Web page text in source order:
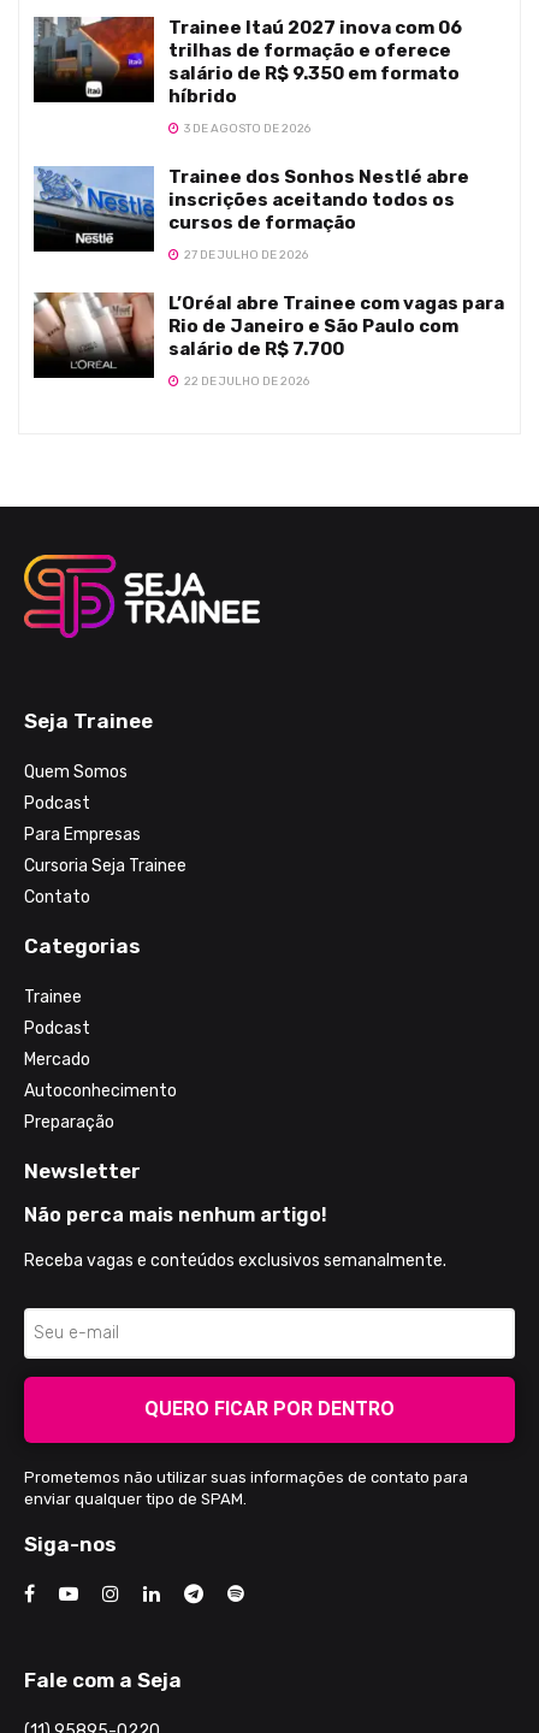
Trainee Itaú 2027 inova com 06
trilhas de formação e oferece
salário de R$ 9.350 em formato
híbrido
3 DE AGOSTO DE 2026
Trainee dos Sonhos Nestlé abre
inscrições aceitando todos os
cursos de formação
27 DE JULHO DE 2026
L’Oréal abre Trainee com vagas para
Rio de Janeiro e São Paulo com
salário de R$ 7.700
22 DE JULHO DE 2026
Seja Trainee
Quem Somos
Podcast
Para Empresas
Cursoria Seja Trainee
Contato
Categorias
Trainee
Podcast
Mercado
Autoconhecimento
Preparação
Newsletter
Não perca mais nenhum artigo!
Receba vagas e conteúdos exclusivos semanalmente.
QUERO FICAR POR DENTRO
Prometemos não utilizar suas informações de contato para
enviar qualquer tipo de SPAM.
Siga-nos
Fale com a Seja